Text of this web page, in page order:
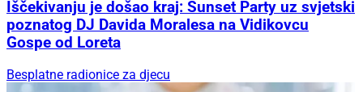
Iščekivanju je došao kraj: Sunset Party uz svjetski
poznatog DJ Davida Moralesa na Vidikovcu
Gospe od Loreta
Besplatne radionice za djecu